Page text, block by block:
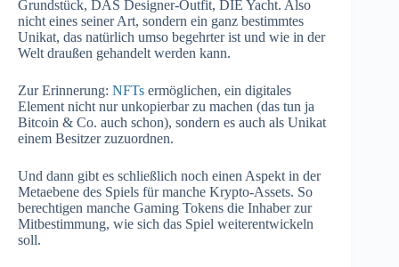
Grundstück, DAS Designer-Outfit, DIE Yacht. Also
nicht eines seiner Art, sondern ein ganz bestimmtes
Unikat, das natürlich umso begehrter ist und wie in der
Welt draußen gehandelt werden kann.
Zur Erinnerung: NFTs ermöglichen, ein digitales
Element nicht nur unkopierbar zu machen (das tun ja
Bitcoin & Co. auch schon), sondern es auch als Unikat
einem Besitzer zuzuordnen.
Und dann gibt es schließlich noch einen Aspekt in der
Metaebene des Spiels für manche Krypto-Assets. So
berechtigen manche Gaming Tokens die Inhaber zur
Mitbestimmung, wie sich das Spiel weiterentwickeln
soll.